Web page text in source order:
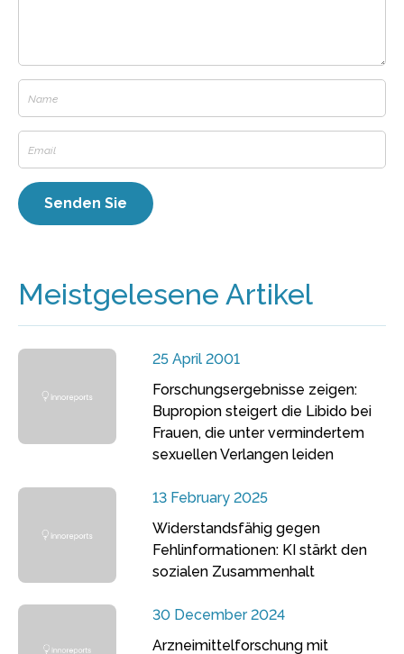
Meistgelesene Artikel
25 April 2001
Forschungsergebnisse zeigen:
Bupropion steigert die Libido bei
Frauen, die unter vermindertem
sexuellen Verlangen leiden
13 February 2025
Widerstandsfähig gegen
Fehlinformationen: KI stärkt den
sozialen Zusammenhalt
30 December 2024
Arzneimittelforschung mit